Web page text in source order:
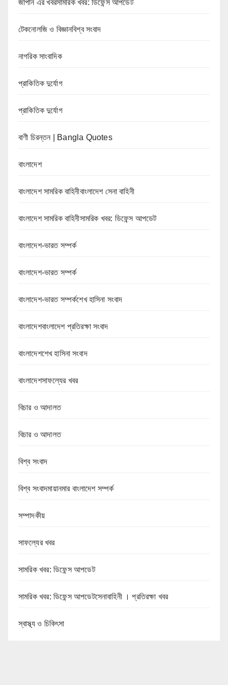
জাপান এর খবরসামরিক খবর: ডিফেন্স আপডেট
টেকনোলজি ও বিজ্ঞানবিশ্ব সংবাদ
নাগরিক সাংবাদিক
প্রাকিতিক দুর্যোগ
প্রাকিতিক দুর্যোগ
বাণী চিরন্তন | Bangla Quotes
বাংলাদেশ
বাংলাদেশ সামরিক বাহিনীবাংলাদেশ সেনা বাহিনী
বাংলাদেশ সামরিক বাহিনীসামরিক খবর: ডিফেন্স আপডেট
বাংলাদেশ-ভারত সম্পর্ক
বাংলাদেশ-ভারত সম্পর্ক
বাংলাদেশ-ভারত সম্পর্কশেখ হাসিনা সংবাদ
বাংলাদেশবাংলাদেশ প্রতিরক্ষা সংবাদ
বাংলাদেশশেখ হাসিনা সংবাদ
বাংলাদেশসাফল্যের খবর
বিচার ও আদালত
বিচার ও আদালত
বিশ্ব সংবাদ
বিশ্ব সংবাদমায়ানমার বাংলাদেশ সম্পর্ক
সম্পাদকীয়
সাফল্যের খবর
সামরিক খবর: ডিফেন্স আপডেট
সামরিক খবর: ডিফেন্স আপডেটসেনাবাহিনী । প্রতিরক্ষা খবর
স্বাস্থ্য ও চিকিৎসা